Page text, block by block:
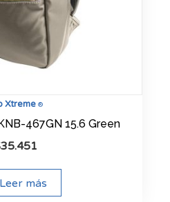
Xtreme ®
467GN 15.6 Green
35.451
Leer más